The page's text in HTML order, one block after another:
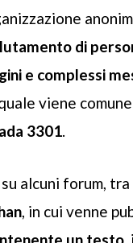
di
e complessi
quale viene
3301
alcuni forum, tra
, in cui venne
un testo